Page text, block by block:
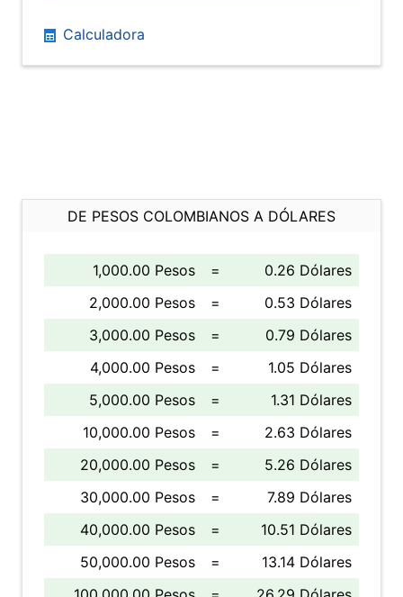
Calculadora
DE PESOS COLOMBIANOS A DÓLARES
1,000.00 Pesos =
0.26 Dólares
2,000.00 Pesos
=
0.53 Dólares
3,000.00 Pesos
=
0.79 Dólares
4,000.00 Pesos
=
1.05 Dólares
5,000.00 Pesos
=
1.31 Dólares
10,000.00 Pesos
=
2.63 Dólares
20,000.00 Pesos
=
5.26 Dólares
30,000.00 Pesos
=
7.89 Dólares
40,000.00 Pesos
=
10.51 Dólares
50,000.00 Pesos
=
13.14 Dólares